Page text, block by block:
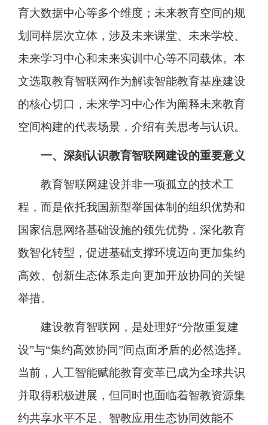
育大数据中心等多个维度；未来教育空间的规
划同样层次立体，涉及未来课堂、未来学校、
未来学习中心和未来实训中心等不同载体。本
文选取教育智联网作为解读智能教育基座建设
的核心切口，未来学习中心作为阐释未来教育
空间构建的代表场景，介绍有关思考与认识。
一、深刻认识教育智联网建设的重要意义
教育智联网建设并非一项孤立的技术工
程，而是依托我国新型举国体制的组织优势和
国家信息网络基础设施的领先优势，深化教育
数智化转型，促进基础支撑环境迈向更加集约
高效、创新生态体系走向更加开放协同的关键
举措。
建设教育智联网，是处理好“分散重复建
设”与“集约高效协同”间点面矛盾的必然选择。
当前，人工智能赋能教育变革已成为全球共识
并取得积极进展，但同时也面临着智教资源集
约共享水平不足、智教应用生态协同效能不